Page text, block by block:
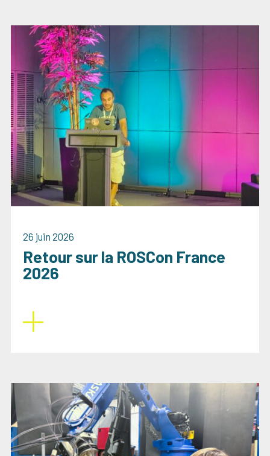
26 juin 2026
Retour sur la ROSCon France
2026